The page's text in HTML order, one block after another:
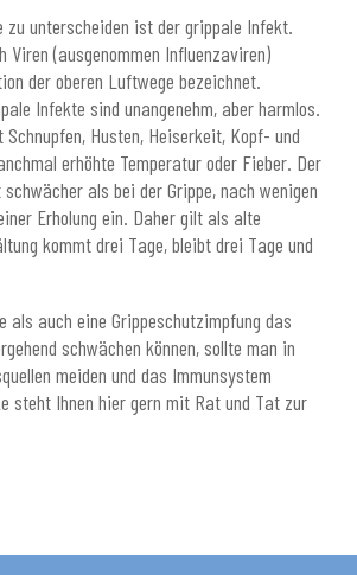
zu unterscheiden ist der grippale Infekt.
Viren (ausgenommen Influenzaviren)
der oberen Luftwege bezeichnet.
Infekte sind unangenehm, aber harmlos.
Husten, Heiserkeit, Kopf- und
erhöhte Temperatur oder Fieber. Der
als bei der Grippe, nach wenigen
Erholung ein. Daher gilt als alte
kommt drei Tage, bleibt drei Tage und
als auch eine Grippeschutzimpfung das
schwächen können, sollte man in
meiden und das Immunsystem
steht Ihnen hier gern mit Rat und Tat zur